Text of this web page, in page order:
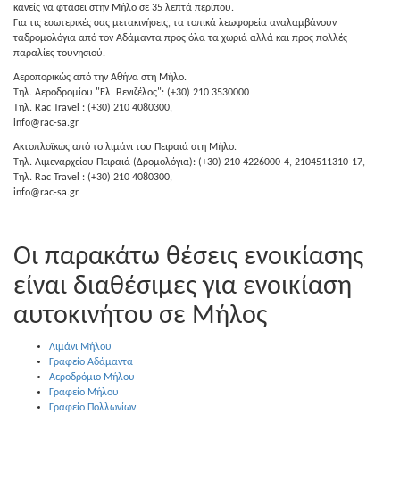
κανείς να φτάσει στην Μήλο σε 35 λεπτά περίπου.
Για τις εσωτερικές σας μετακινήσεις, τα τοπικά λεωφορεία αναλαμβάνουν
ταδρομολόγια από τον Αδάμαντα προς όλα τα χωριά αλλά και προς πολλές
παραλίες τουνησιού.
Αεροπορικώς από την Αθήνα στη Μήλο.
Τηλ. Αεροδρομίου "Ελ. Βενιζέλος": (+30) 210 3530000
Τηλ. Rac Travel : (+30) 210 4080300,
info@rac-sa.gr
Ακτοπλοϊκώς από το λιμάνι του Πειραιά στη Μήλο.
Τηλ. Λιμεναρχείου Πειραιά (Δρομολόγια): (+30) 210 4226000-4, 2104511310-17,
Τηλ. Rac Travel : (+30) 210 4080300,
info@rac-sa.gr
Οι παρακάτω θέσεις ενοικίασης
είναι διαθέσιμες για ενοικίαση
αυτοκινήτου σε Μήλος
Λιμάνι Μήλου
Γραφείο Αδάμαντα
Αεροδρόμιο Μήλου
Γραφείο Μήλου
Γραφείο Πολλωνίων